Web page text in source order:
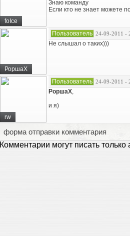
foIce
Знаю команду
Если кто не знает можете
РоршаХ
Пользователь 24-09-2011 -
Не слышал о таких)))
rw
Пользователь 24-09-2011 -
РоршаХ,
и я)
форма отправки комментария
Комментарии могут писать